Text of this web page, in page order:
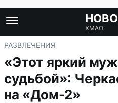
ХМАО
РАЗВЛЕЧЕНИЯ
«Этот яркий
судьбой»:
на «Дом-2»